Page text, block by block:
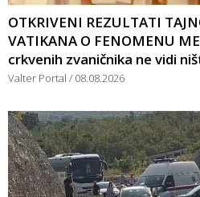
OTKRIVENI REZULTATI
VATIKANA O FENOMENU
crkvenih zvaničnika ne vidi
Valter Portal 08.08.2026